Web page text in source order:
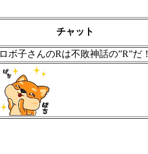
チャット
ロボ子さんのRは不敗神話の”R”だ！